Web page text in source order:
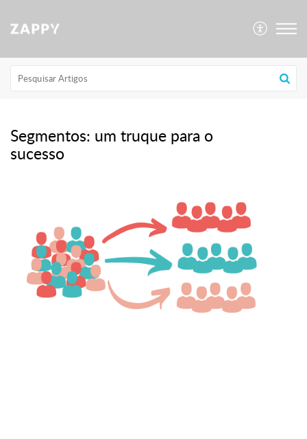
Segmentos: um truque para o
sucesso